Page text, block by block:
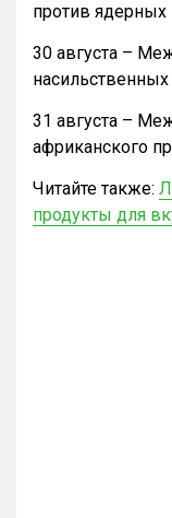
против ядерных
30 августа –
31 августа –
африканского
Читайте также:
продукты для